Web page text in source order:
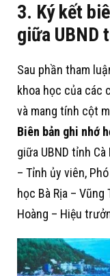
3. Ký kết
giữa UBND
Sau phần tham
khoa học của các
và mang tính cột
Biên bản ghi nhớ
giữa UBND tỉnh
– Tỉnh ủy viên,
học Bà Rịa – Vũng
Hoàng – Hiệu